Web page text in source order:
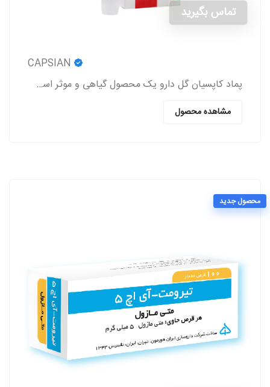
تماس بگیرید
پماد کاپسیان گل دارو یک محصول گیاهی و موثر است که باعث برطرف شدن درد روماتیسم و نورالژی، رفع درد و اسپاسم‌های عضلانی، بهبود درد کمر و مشکلات این چنینی
مشاهده محصول
محصول جدید